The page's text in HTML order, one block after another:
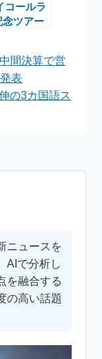
コールラ
念ツアー
」最
：沖縄・
公演ファ
間決算で営
表
の3カ国語ス
ニュースを
AIで分析し
を融合する
の高い話題